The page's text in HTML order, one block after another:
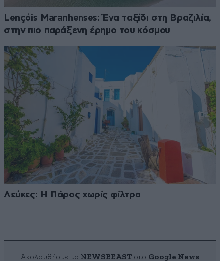
Lençóis Maranhenses: Ένα ταξίδι στη Βραζιλία,
στην πιο παράξενη έρημο του κόσμου
Λεύκες: Η Πάρος χωρίς φίλτρα
Ακολουθήστε το NEWSBEAST στο Google News